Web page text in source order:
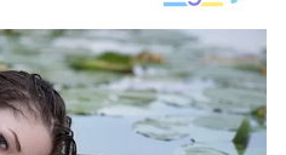
শুক্র ও কেতুর যুতি